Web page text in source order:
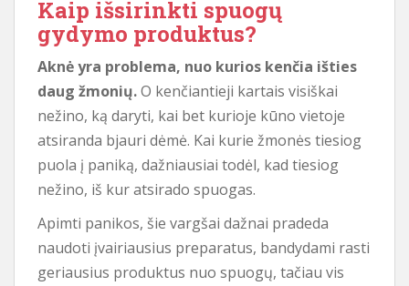
Kaip išsirinkti spuogų
gydymo produktus?
Aknė yra problema, nuo kurios kenčia išties
daug žmonių.O kenčiantieji kartais visiškai
nežino, ką daryti, kai bet kurioje kūno vietoje
atsiranda bjauri dėmė. Kai kurie žmonės tiesiog
puola į paniką, dažniausiai todėl, kad tiesiog
nežino, iš kur atsirado spuogas.
Apimti panikos, šie vargšai dažnai pradeda
naudoti įvairiausius preparatus, bandydami rasti
geriausius produktus nuo spuogų, tačiau vis